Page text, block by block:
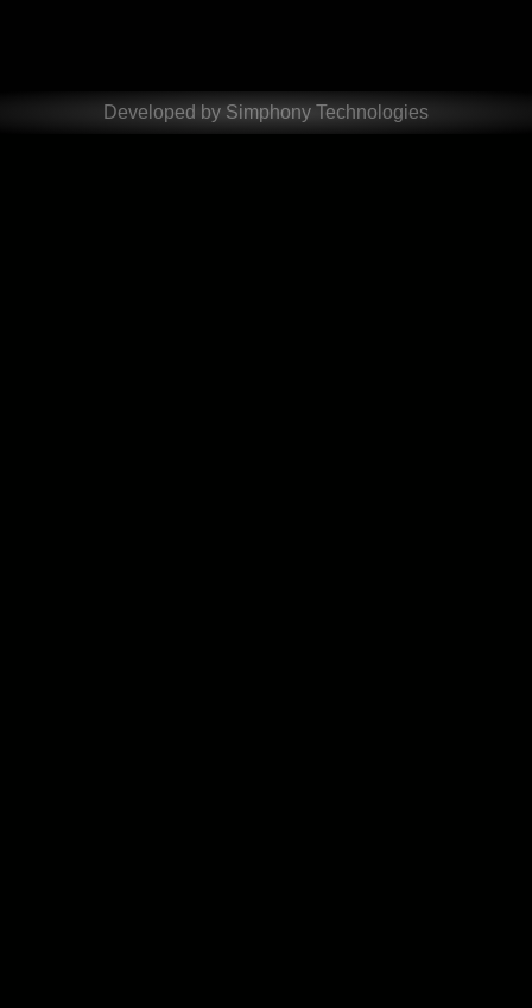
Developed by Simphony Technologies